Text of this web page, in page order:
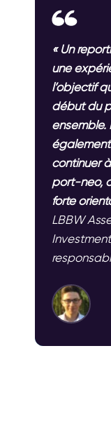
« Un
une
l’objectif
début du
ensemble.
continuer
port-neo,
forte
LBBW